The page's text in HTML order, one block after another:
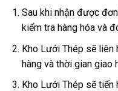
Sau khi nhận được
kiểm tra hàng hóa và
Kho Lưới Thép sẽ liên
hàng và thời gian giao
Kho Lưới Thép sẽ